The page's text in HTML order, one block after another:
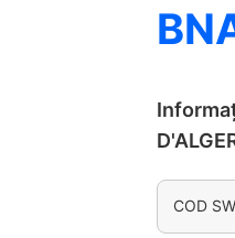
COD